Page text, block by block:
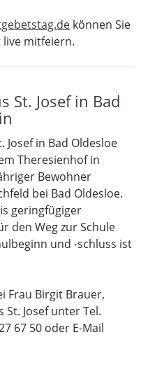
können Sie
mitfeiern.
St. Josef in Bad
Josef in Bad Oldesloe
Theresienhof in
Bewohner
bei Bad Oldesloe.
geringfügiger
den Weg zur Schule
und -schluss ist
Frau Birgit Brauer,
Josef unter Tel.
67 50 oder E-Mail